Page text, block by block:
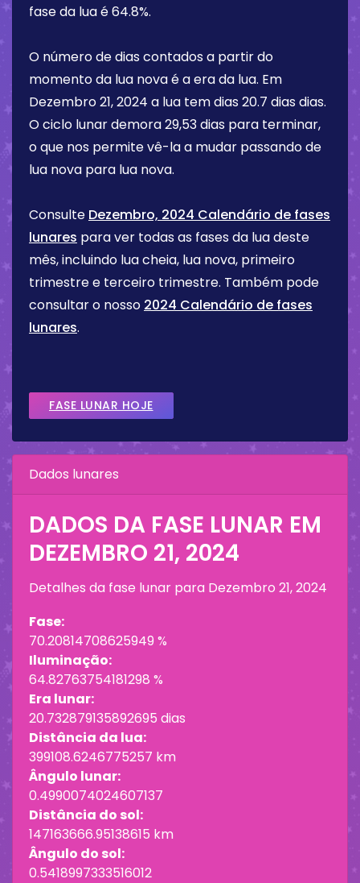
fase da lua é64.8%.
O número de dias contados a partir do
momento da lua nova é a era da lua. Em
Dezembro 21, 2024 a lua tem dias 20.7 dias dias.
O ciclo lunar demora 29,53 dias para terminar,
o que nos permite vê-la a mudar passando de
lua nova para lua nova.
Consulte Dezembro, 2024 Calendário de fases
lunares para ver todas as fases da lua deste
mês, incluindo lua cheia, lua nova, primeiro
trimestre e terceiro trimestre. Também pode
consultar o nosso 2024 Calendário de fases
lunares.
FASE LUNAR HOJE
Dados lunares
DADOS DA FASE LUNAR EM
DEZEMBRO 21, 2024
Detalhes da fase lunar para Dezembro 21, 2024
Fase:
70.20814708625949 %
Iluminação:
64.82763754181298 %
Era lunar:
20.732879135892695 dias
Distância da lua:
399108.6246775257 km
Ângulo lunar:
0.4990074024607137
Distância do sol:
147163666.95138615 km
Ângulo do sol:
0.5418997333516012